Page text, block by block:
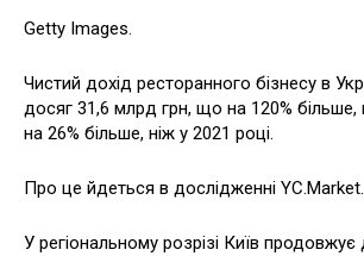
Getty Images.
Чистий дохід ресторанного бізнесу в
досяг 31,6 млрд грн, що на 120% більше,
на 26% більше, ніж у 2021 році.
Про це йдеться в дослідженні YC.Market.
У регіональному розрізі Київ продовжує